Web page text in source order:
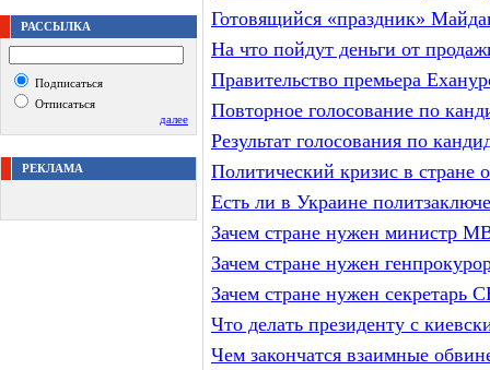
РАССЫЛКА
Подписаться
Отписаться
далее
РЕКЛАМА
Готовящийся «праздник»
На что пойдут деньги от
Правительство премьера
Повторное голосование по
Результат голосования по
Политический кризис в стране
Есть ли в Украине
Зачем стране нужен министр
Зачем стране нужен
Зачем стране нужен секретарь
Что делать президенту с
Чем закончатся взаимные